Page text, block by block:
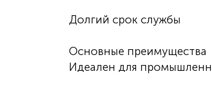
Долгий срок службы
Основные преимущества
Идеален для